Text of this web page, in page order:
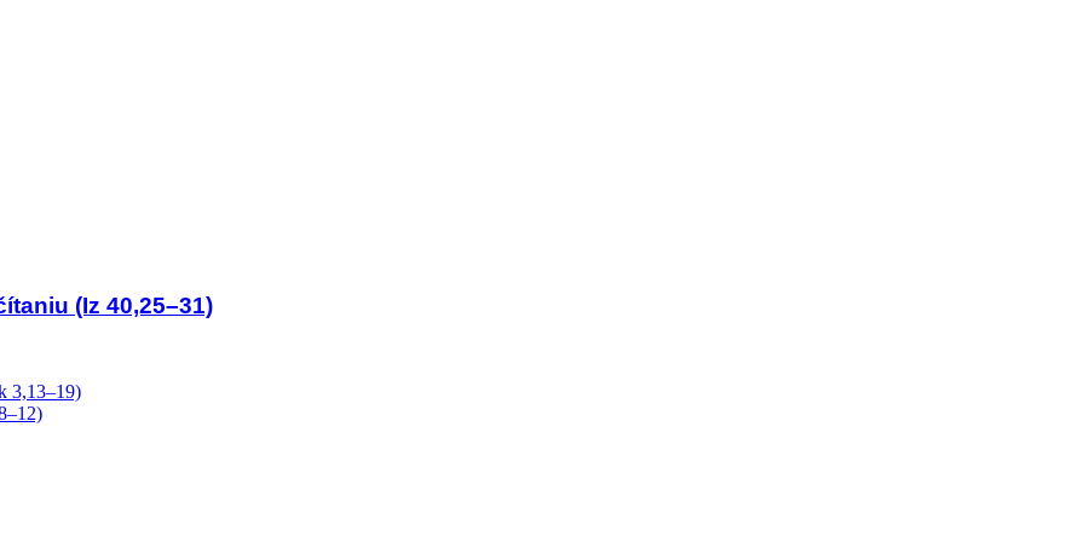
(Iz 40,25–31)
3,13–19)